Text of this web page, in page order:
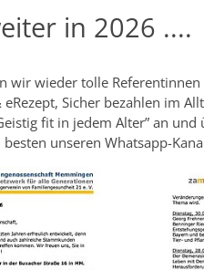
in 2026 ....
wir wieder tolle Referentinnen
eRezept, Sicher bezahlen im
fit in jedem Alter” an
unseren Whatsapp-